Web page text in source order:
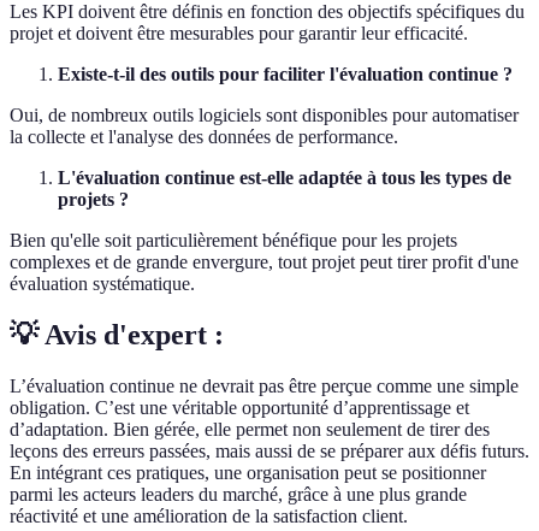
Les KPI doivent être définis en fonction des objectifs spécifiques du
projet et doivent être mesurables pour garantir leur efficacité.
Existe-t-il des outils pour faciliter l'évaluation continue ?
Oui, de nombreux outils logiciels sont disponibles pour automatiser
la collecte et l'analyse des données de performance.
L'évaluation continue est-elle adaptée à tous les types de
projets ?
Bien qu'elle soit particulièrement bénéfique pour les projets
complexes et de grande envergure, tout projet peut tirer profit d'une
évaluation systématique.
💡 Avis d'expert :
L’évaluation continue ne devrait pas être perçue comme une simple
obligation. C’est une véritable opportunité d’apprentissage et
d’adaptation. Bien gérée, elle permet non seulement de tirer des
leçons des erreurs passées, mais aussi de se préparer aux défis futurs.
En intégrant ces pratiques, une organisation peut se positionner
parmi les acteurs leaders du marché, grâce à une plus grande
réactivité et une amélioration de la satisfaction client.